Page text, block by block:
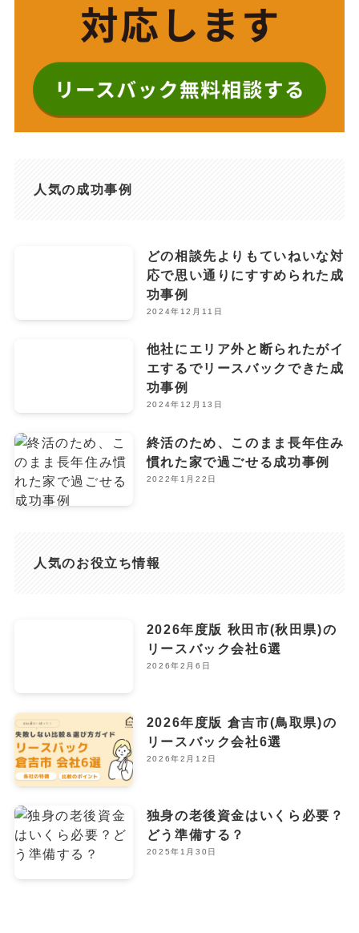
人気の成功事例
どの相談先よりもていねいな対
応で思い通りにすすめられた成
功事例
2024年12月11日
他社にエリア外と断られたがイ
エするでリースバックできた成
功事例
2024年12月13日
終活のため、このまま長年住み
慣れた家で過ごせる成功事例
2022年1月22日
人気のお役立ち情報
2026年度版 秋田市(秋田県)の
リースバック会社6選
2026年2月6日
2026年度版 倉吉市(鳥取県)の
リースバック会社6選
2026年2月12日
独身の老後資金はいくら必要？
どう準備する？
2025年1月30日